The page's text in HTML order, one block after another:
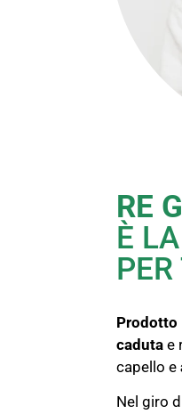
RE
È
PER
Prodotto
cadutae
capello e
Nel giro